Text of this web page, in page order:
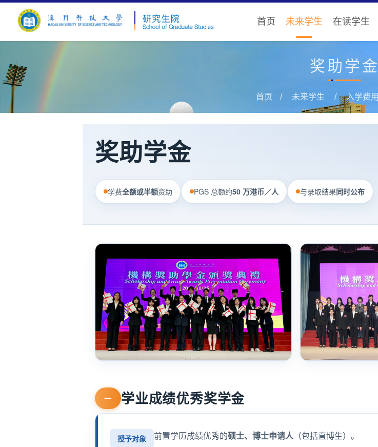
首页 未来学生 在读学生
奖助学金
首页 未来学生 入学费用
奖助学金
学费全额或半额资助 PGS 总额约50 万港币／人 与录取结果同时公布
一 学业成绩优秀奖学金
授予对象 前置学历成绩优秀的硕士、博士申请人 （包括直博生）。